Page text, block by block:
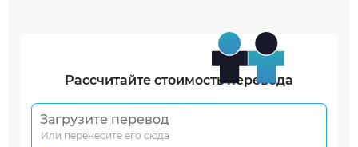
Рассчитайте стоимость перевода
Загрузите перевод
Или перенесите его сюда